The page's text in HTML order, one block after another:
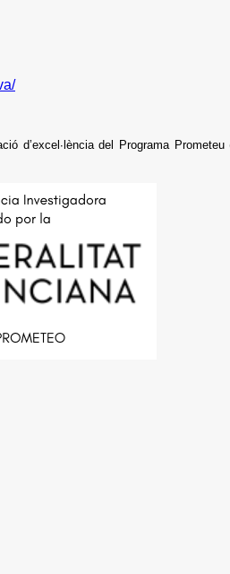
d’excel·lència del Programa